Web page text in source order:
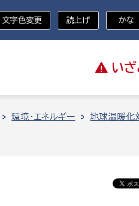
いざ
分野を選択
文字色変更 読上げ かな
環境・エネルギー 地球温暖化